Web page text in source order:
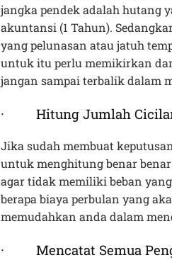
jangka pendek adalah hutang
akuntansi (1 Tahun).
yang pelunasan atau jatuh
untuk itu perlu memikirkan
jangan sampai terbalik dalam
· Hitung Jumlah
Jika sudah membuat
untuk menghitung benar
agar tidak memiliki beban
berapa biaya perbulan yang
memudahkan anda dalam
· Mencatat Semua